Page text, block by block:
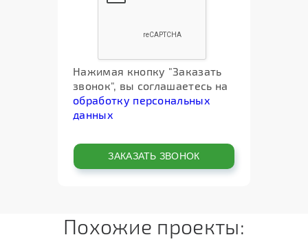
Нажимая кнопку "Заказать
звонок", вы соглашаетесь на
обработку персональных
данных
Похожие проекты: